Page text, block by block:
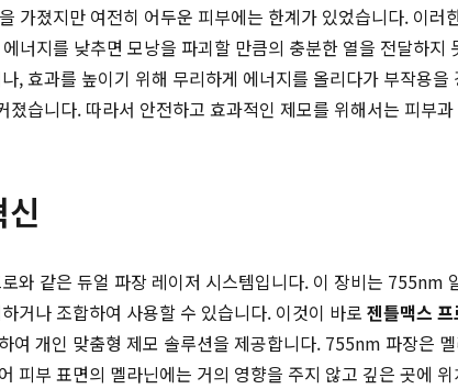
졌지만 여전히 어두운 피부에는 한계가 있었습니다. 이
지를 낮추면 모낭을 파괴할 만큼의 충분한 열을 전달하
, 효과를 높이기 위해 무리하게 에너지를 올리다가 부작용
습니다. 따라서 안전하고 효과적인 제모를 위해서는 피부
와 같은 듀얼 파장 레이저 시스템입니다. 이 장비는
거나 조합하여 사용할 수 있습니다. 이것이 바로 젠틀맥스
여 개인 맞춤형 제모 솔루션을 제공합니다. 755nm 파장은
부 표면의 멜라닌에는 거의 영향을 주지 않고 깊은 곳에